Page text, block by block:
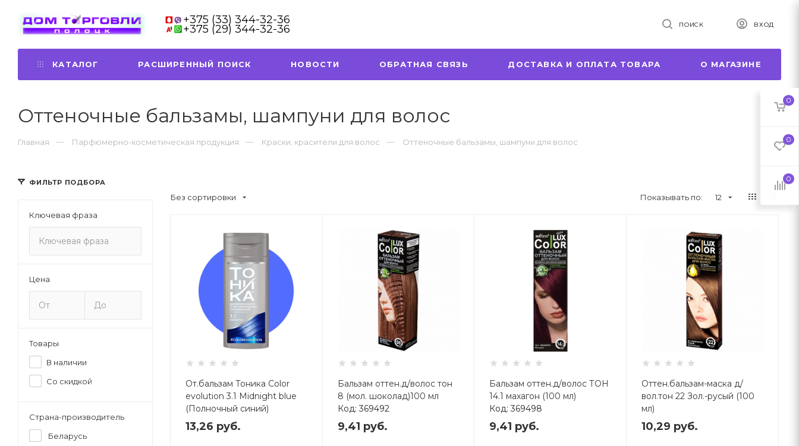
+375 (33) 344-32-36
+375 (29) 344-32-36 ПОИСК ВХОД
КАТАЛОГ РАСШИРЕННЫЙ ПОИСК НОВОСТИ ОБРАТНАЯ СВЯЗЬ ДОСТАВКА И ОПЛАТА ТОВАРА О МАГАЗИНЕ
0
0
0
Оттеночные бальзамы, шампуни для волос
Главная Парфюмерно-косметическая продукция Краски, красители для волос Оттеночные бальзамы, шампуни для волос
ФИЛЬТР ПОДБОРА
Ключевая фраза
Цена
Товары
В наличии
Со скидкой
Страна-производитель
Беларусь
Без сортировки Показывать по: 12
От.бальзам Тоника Color
evolution 3.1 Midnight blue
(Полночный синий)
Код: 850936
13,26 руб.
Бальзам оттен.д/волос тон
8 (мол. шоколад)100 мл
Код: 369492
9,41 руб.
Бальзам оттен.д/волос ТОН
14.1 махагон (100 мл)
Код: 369498
9,41 руб.
Оттен.бальзам-маска д/
вол.тон 22 Зол.-русый (100
мл)
Код: 655573
10,29 руб.